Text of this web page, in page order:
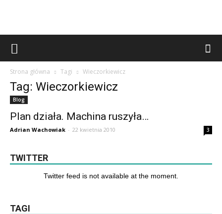
Strona główna Tagi Wieczorkiewicz
Tag: Wieczorkiewicz
Blog
Plan działa. Machina ruszyła…
Adrian Wachowiak - 22 kwietnia 2010 3
TWITTER
Twitter feed is not available at the moment.
TAGI